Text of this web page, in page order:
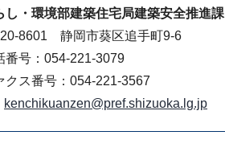
し・環境部建築住宅局建築安全推進課
8601 静岡市葵区追手町9-6
番号：054-221-3079
クス番号：054-221-3567
kenchikuanzen@pref.shizuoka.lg.jp